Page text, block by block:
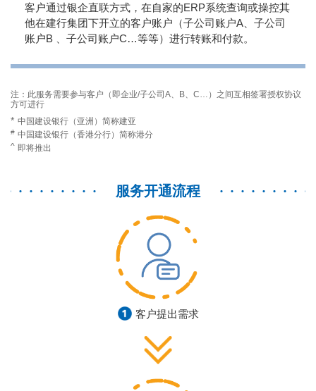
客户通过银企直联方式，在自家的ERP系统查询或操控其
他在建行集团下开立的客户账户（子公司账户A、子公司
账户B 、子公司账户C…等等）进行转账和付款。
注：此服务需要参与客户（即企业/子公司A、B、C…）之间互相签署授权协议
方可进行
* 中国建设银行（亚洲）简称建亚
# 中国建设银行（香港分行）简称港分
^ 即将推出
服务开通流程
客户提出需求